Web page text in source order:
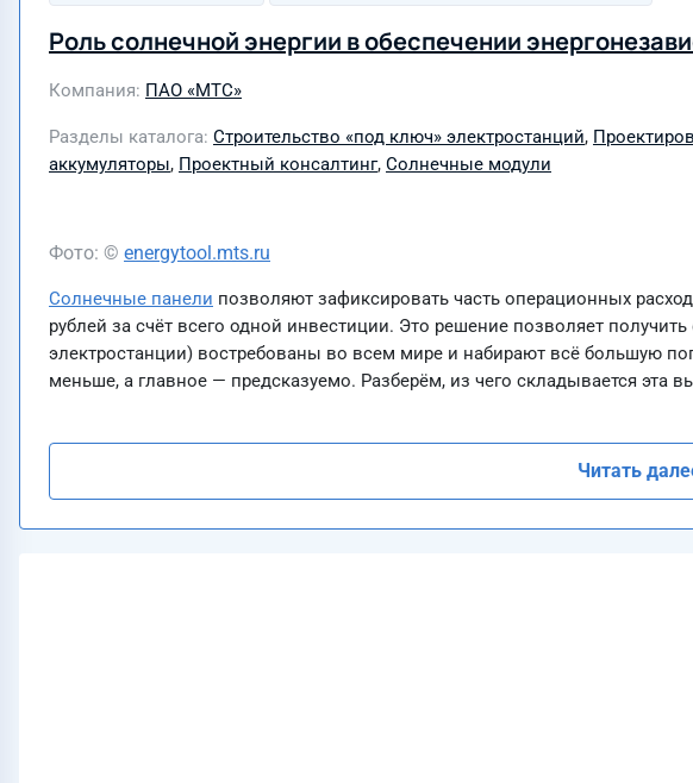
Роль солнечной энергии в обеспечении
Компания ПАО «МТС»
Разделы каталога Строительство «под ключ» электростанций,
аккумуляторы, Проектный консалтинг, Солнечные модули
Фото: © energytool.mts.ru
Солнечные панели позволяют зафиксировать часть операционных
рублей за счёт всего одной инвестиции. Это решение позволяет
электростанции) востребованы во всем мире и набирают всё большую
меньше, а главное — предсказуемо. Разберём, из чего складывается эта
Читать